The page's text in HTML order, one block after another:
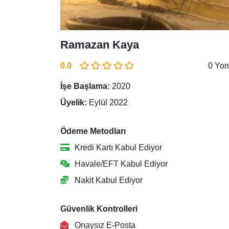
Ramazan Kaya
0.0 0
İşe Başlama: 2020
Üyelik: Eylül 2022
Ödeme Metodları
Kredi Kartı Kabul Ediyor
Havale/EFT Kabul Ediyor
Nakit Kabul Ediyor
Güvenlik Kontrolleri
Onaysız E-Posta